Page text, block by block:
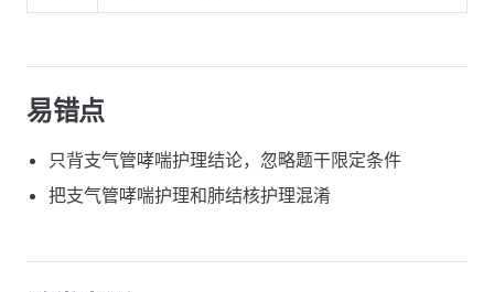
易错点
只背支气管哮喘护理结论，忽略题干限定条件
把支气管哮喘护理和肺结核护理混淆